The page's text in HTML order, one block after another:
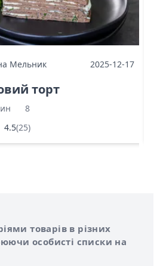
Мельник 2025-12-17
торт
8
4.5(25)
товарів в різних
особисті списки на